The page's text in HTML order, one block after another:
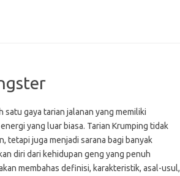
satu gaya tarian jalanan yang memiliki
yang luar biasa. Tarian Krumping tidak
tetapi juga menjadi sarana bagi banyak
diri dari kehidupan geng yang penuh
membahas definisi, karakteristik, asal-usul,